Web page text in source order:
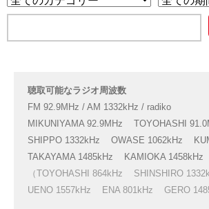
聴取可能なラジオ周波数
FM 92.9MHz / AM 1332kHz / radiko
MIKUNIYAMA 92.9MHz
TOYOHASHI
SHIPPO 1332kHz
OWASE 1062kHz
TAKAYAMA 1485kHz
KAMIOKA 1458kHz
（TOYOHASHI 864kHz
SHINSHIRO
UENO 1557kHz
ENA 801kHz GERO